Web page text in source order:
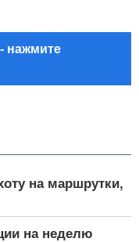
на маршрутки,
на неделю
нажмите